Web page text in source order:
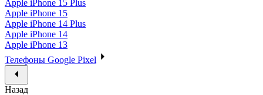
Apple iPhone 15 Plus
Apple iPhone 15
Apple iPhone 14 Plus
Apple iPhone 14
Apple iPhone 13
Телефоны Google Pixel
Назад